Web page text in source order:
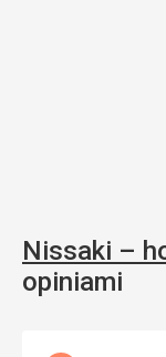
Nissaki –
opiniami